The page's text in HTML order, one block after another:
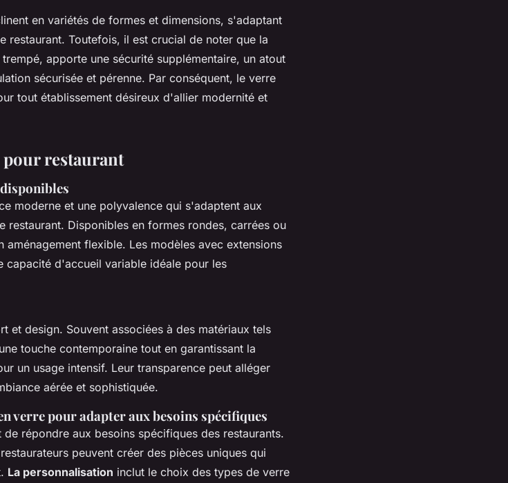
en variétés de formes et dimensions, s'adaptant
restaurant. Toutefois, il est crucial de noter que la
apporte une sécurité supplémentaire, un atout
sécurisée et pérenne. Par conséquent, le verre
tout établissement désireux d'allier modernité et
restaurant
moderne et une polyvalence qui s'adaptent aux
restaurant. Disponibles en formes rondes, carrées ou
aménagement flexible. Les modèles avec extensions
capacité d'accueil variable idéale pour les
et design. Souvent associées à des matériaux tels
touche contemporaine tout en garantissant la
un usage intensif. Leur transparence peut alléger
aérée et sophistiquée.
verre pour adapter aux besoins spécifiques
répondre aux besoins spécifiques des restaurants.
peuvent créer des pièces uniques qui
La personnalisation inclut le choix des types de verre